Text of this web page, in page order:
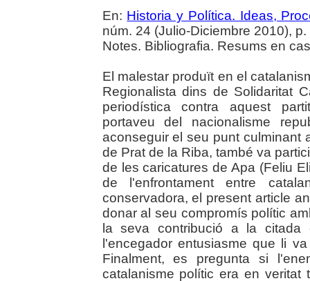
En: Historia y Política. Ideas,
núm. 24 (Julio-Diciembre 2010),
Notes. Bibliografia. Resums en
El malestar produït en el
Regionalista dins de Solidaritat
periodística contra aquest
portaveu del nacionalisme
aconseguir el seu punt culminant
de Prat de la Riba, també va
de les caricatures de Apa (Feliu
de l'enfrontament entre
conservadora, el present article
donar al seu compromís polític
la seva contribució a la
l'encegador entusiasme que li
Finalment, es pregunta si
catalanisme polític era en